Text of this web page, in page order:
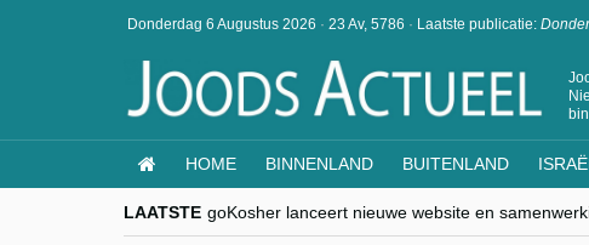
Donderdag 6 Augustus 2026 · 23 Av, 5786 · Laatste publicatie:
HOME BINNENLAND BUITENLAND
LAATSTE goKosher lanceert nieuwe website en
Religieuze besnijdenis en toekomst van Joods